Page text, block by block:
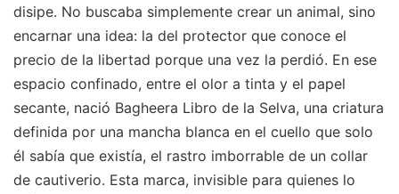
disipe. No buscaba simplemente crear un animal, sino
encarnar una idea: la del protector que conoce el
precio de la libertad porque una vez la perdió. En ese
espacio confinado, entre el olor a tinta y el papel
secante, nació Bagheera Libro de la Selva, una criatura
definida por una mancha blanca en el cuello que solo
él sabía que existía, el rastro imborrable de un collar
de cautiverio. Esta marca, invisible para quienes lo